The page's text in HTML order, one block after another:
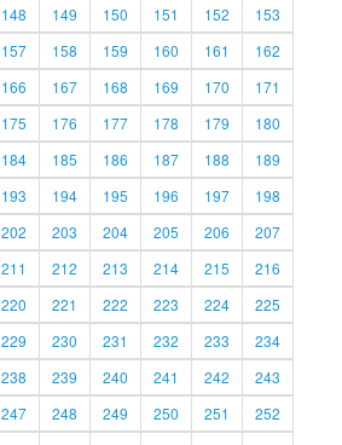
148 149 150 151 152
153
157 158 159 160 161
162
166 167 168 169 170
171
175 176 177 178 179
180
184 185 186 187 188
189
193 194 195 196 197
198
202 203 204 205 206
207
211 212 213 214 215
216
220 221 222 223 224
225
229 230 231 232 233
234
238 239 240 241 242
243
247 248 249 250 251
252